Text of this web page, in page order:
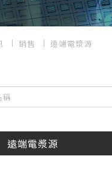
銷售 遠端電漿源
端電漿源